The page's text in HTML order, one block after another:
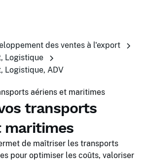
des ventes à l'export
Logistique
Logistique, ADV
transports
maritimes
de maîtriser les transports
pour optimiser les coûts, valoriser